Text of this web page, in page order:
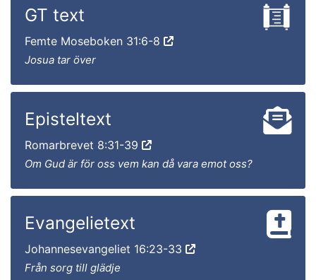
GT text
Femte Moseboken 31:6-8
Josua tar över
Episteltext
Romarbrevet 8:31-39
Om Gud är för oss vem kan då vara emot oss?
Evangelietext
Johannesevangeliet 16:23-33
Från sorg till glädje